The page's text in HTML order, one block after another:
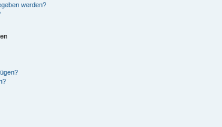
werden?